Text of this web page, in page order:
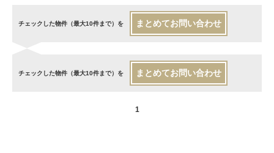
チェックした物件（最大10件まで）を まとめてお問い合わせ
チェックした物件（最大10件まで）を まとめてお問い合わせ
1